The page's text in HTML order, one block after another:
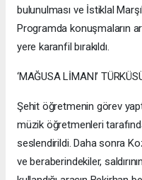
bulunulması ve İstiklal
Programda konuşmaların
yere karanfil bırakıldı.
‘MAĞUSA LİMANI’
Şehit öğretmenin görev
müzik öğretmenleri
seslendirildi. Daha sonra
ve beraberindekiler,